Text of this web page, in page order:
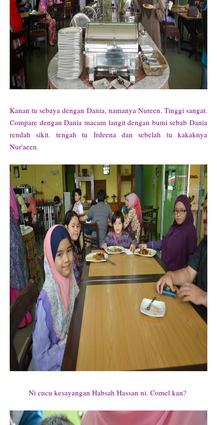
Kanan tu sebaya dengan Dania, namanya Nureen. Tinggi sangat.
Compare dengan Dania macam langit dengan bumi sebab Dania
rendah sikit. tengah tu Irdeena dan sebelah tu kakaknya
Nur'aeen.
Ni cucu kesayangan Habsah Hassan ni. Comel kan?